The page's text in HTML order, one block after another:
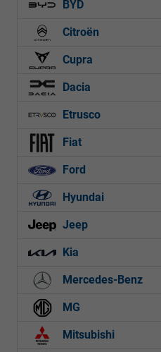
BYD
Citroën
Cupra
Dacia
Etrusco
Fiat
Ford
Hyundai
Jeep
Kia
Mercedes-Benz
MG
Mitsubishi